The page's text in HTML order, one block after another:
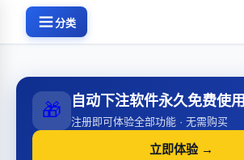
分类
🎁 自动下注软件永久免费使用
注册即可体验全部功能 · 无需购买
立即体验 →